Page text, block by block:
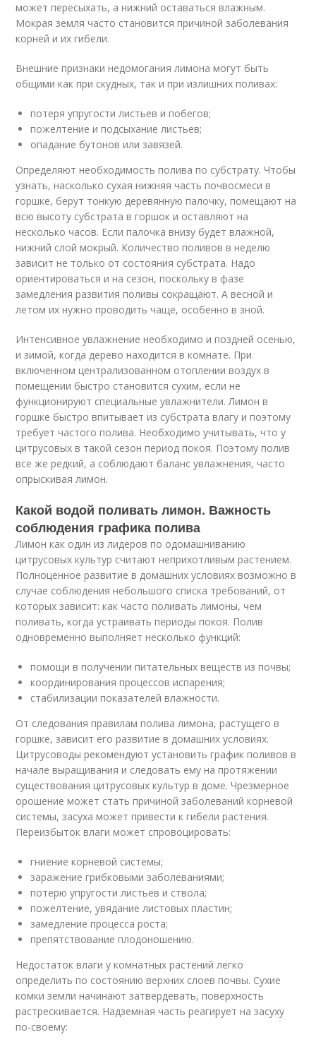
может пересыхать, а нижний оставаться влажным.
Мокрая земля часто становится причиной заболевания
корней и их гибели.
Внешние признаки недомогания лимона могут быть
общими как при скудных, так и при излишних поливах:
потеря упругости листьев и побегов;
пожелтение и подсыхание листьев;
опадание бутонов или завязей.
Определяют необходимость полива по субстрату. Чтобы
узнать, насколько сухая нижняя часть почвосмеси в
горшке, берут тонкую деревянную палочку, помещают на
всю высоту субстрата в горшок и оставляют на
несколько часов. Если палочка внизу будет влажной,
нижний слой мокрый. Количество поливов в неделю
зависит не только от состояния субстрата. Надо
ориентироваться и на сезон, поскольку в фазе
замедления развития поливы сокращают. А весной и
летом их нужно проводить чаще, особенно в зной.
Интенсивное увлажнение необходимо и поздней осенью,
и зимой, когда дерево находится в комнате. При
включенном централизованном отоплении воздух в
помещении быстро становится сухим, если не
функционируют специальные увлажнители. Лимон в
горшке быстро впитывает из субстрата влагу и поэтому
требует частого полива. Необходимо учитывать, что у
цитрусовых в такой сезон период покоя. Поэтому полив
все же редкий, а соблюдают баланс увлажнения, часто
опрыскивая лимон.
Какой водой поливать лимон. Важность
соблюдения графика полива
Лимон как один из лидеров по одомашниванию
цитрусовых культур считают неприхотливым растением.
Полноценное развитие в домашних условиях возможно в
случае соблюдения небольшого списка требований, от
которых зависит: как часто поливать лимоны, чем
поливать, когда устраивать периоды покоя. Полив
одновременно выполняет несколько функций:
помощи в получении питательных веществ из почвы;
координирования процессов испарения;
стабилизации показателей влажности.
От следования правилам полива лимона, растущего в
горшке, зависит его развитие в домашних условиях.
Цитрусоводы рекомендуют установить график поливов в
начале выращивания и следовать ему на протяжении
существования цитрусовых культур в доме. Чрезмерное
орошение может стать причиной заболеваний корневой
системы, засуха может привести к гибели растения.
Переизбыток влаги может спровоцировать:
гниение корневой системы;
заражение грибковыми заболеваниями;
потерю упругости листьев и ствола;
пожелтение, увядание листовых пластин;
замедление процесса роста;
препятствование плодоношению.
Недостаток влаги у комнатных растений легко
определить по состоянию верхних слоев почвы. Сухие
комки земли начинают затвердевать, поверхность
растрескивается. Надземная часть реагирует на засуху
по-своему: